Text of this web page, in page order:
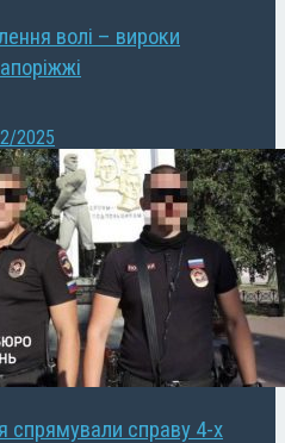
волі – вироки
2025
спрямували справу 4-х